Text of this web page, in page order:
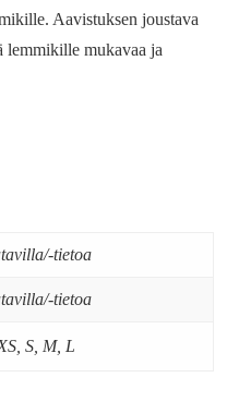
Aavistuksen joustava
lemmikille mukavaa ja
tietoa
tietoa
S, M, L